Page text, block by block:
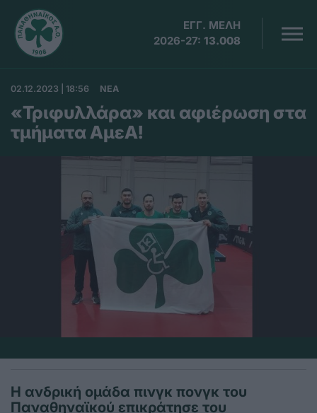
ΕΓΓ. ΜΕΛΗ
2026-27: 13.008
02.12.2023 | 18:56 ΝΕΑ
«Τριφυλλάρα» και αφιέρωση στα
τμήματα ΑμεΑ!
Η ανδρική ομάδα πινγκ πονγκ του
Παναθηναϊκού επικράτησε του